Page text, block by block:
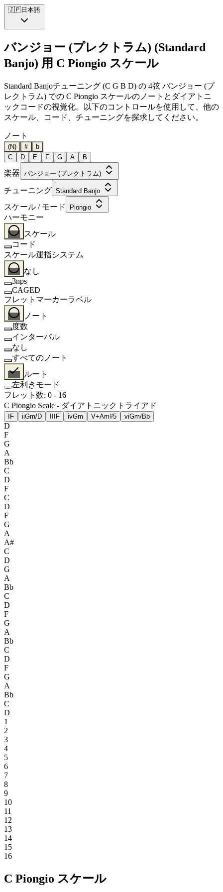
🇯🇵日本語
バンジョー (プレクトラム) (Standard
Banjo) 用 C Piongio スケール
Standard Banjoチューニング (C G B D) の 4弦 バンジョー (プ
レクトラム) での C Piongio スケールのノートとダイアトニ
ックコードの視覚化。以下のコントロールを使用して、他の
スケール、コード、チューニングを探求してください。
ノート
(N) #
b
C
D E F G A B
楽器 バンジョー (プレクトラム)
チューニング Standard Banjo
スケール / モード Piongio
ハーモニー
スケール
コード
スケール運指システム
なし
3nps
CAGED
フレットマーカーラベル
ノート
度数
インターバル
なし
すべてのノート
ルート
左利きモード
フレット数: 0 - 16
C Piongio Scale - ダイアトニックトライアド
F iiGm/D F ivGm V+Am#5 viGm/Bb
D
F
G
A
Bb
C
D
F
C
D
F
G
A
A#
C
D
G
A
Bb
C
D
F
G
A
Bb
C
D
F
G
A
Bb
C
D
1
2
3
4
5
6
7
8
9
10
11
12
13
14
15
16
C Piongio スケール